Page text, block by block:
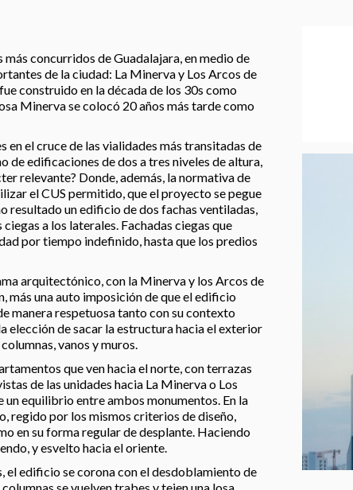
concurridos de Guadalajara, en medio de
de la ciudad: La Minerva y Los Arcos de
construido en la década de los 30s como
Minerva se colocó 20 años más tarde como
en el cruce de las vialidades más transitadas de
de edificaciones de dos a tres niveles de altura,
relevante? Donde, además, la normativa de
el CUS permitido, que el proyecto se pegue
resultado un edificio de dos fachas ventiladas,
a los laterales. Fachadas ciegas que
por tiempo indefinido, hasta que los predios
arquitectónico, con la Minerva y los Arcos de
más una auto imposición de que el edificio
manera respetuosa tanto con su contexto
elección de sacar la estructura hacia el exterior
vanos y muros.
que ven hacia el norte, con terrazas
de las unidades hacia La Minerva o Los
un equilibrio entre ambos monumentos. En la
regido por los mismos criterios de diseño,
en su forma regular de desplante. Haciendo
y esvelto hacia el oriente.
el edificio se corona con el desdoblamiento de